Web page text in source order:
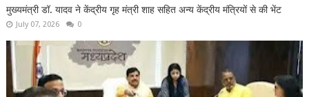
मुख्यमंत्री डॉ. यादव ने केंद्रीय गृह मंत्री शाह सहित अन्य केंद्रीय मंत्रियों से की भेंट
July 07, 2026 0